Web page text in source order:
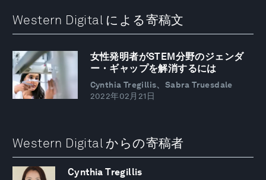
Western Digital による寄稿文
女性発明者がSTEM分野のジェンダ
ー・ギャップを解消するには
Cynthia Tregillis、Sabra Truesdale
2022年02月21日
Western Digital からの寄稿者
Cynthia Tregillis